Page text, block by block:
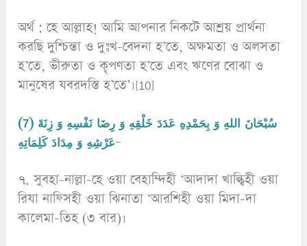
অর্থ : হে আল্লাহ! আমি আপনার নিকটে আশ্রয় প্রার্থনা
করছি দুশ্চিন্তা ও দুঃখ-বেদনা হ’তে, অক্ষমতা ও অলসতা
হ’তে, ভীরুতা ও কৃপণতা হ’তে এবং ঋণের বোঝা ও
মানুষের যবরদস্তি হ’তে’।[10]
(7) سُبْحَانَ اللهِ وَ بِحَمْدِهِ عَدَدَ خَلْقِهِ وَ رِضَا نَفْسِهِ وَ زِنَةَ
عَرْشِهِ وَ مِدَادَ كَلِمَاتِهِ–
৭. সুবহা-নাল্লা-হে ওয়া বেহাম্দিহী ‘আদাদা খাল্ক্বিহী ওয়া
রিযা নাফ্সিহী ওয়া ঝিনাতা ‘আরশিহী ওয়া মিদা-দা
কালেমা-তিহ (৩ বার)।